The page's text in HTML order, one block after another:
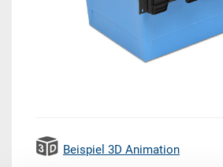
Beispiel 3D Animation